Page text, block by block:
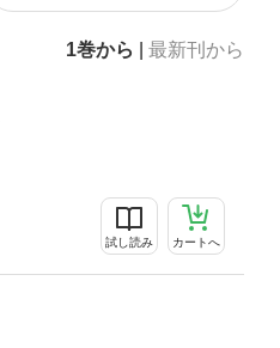
1巻から 最新刊から
試し読み カートへ